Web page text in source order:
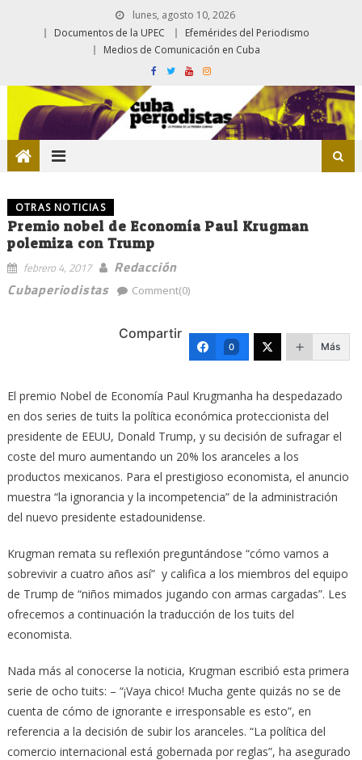
lunes, agosto 10, 2026
Documentos de la UPEC
Efemérides del Periodismo
Medios de Comunicación en Cuba
OTRAS NOTICIAS
Premio nobel de Economía Paul Krugman
polemiza con Trump
febrero 4, 2017
Redacción
Cubaperiodistas
Comment(0)
Compartir
0 Más
El premio Nobel de Economía Paul Krugmanha ha despedazado
en dos series de tuits la política económica proteccionista del
presidente de EEUU, Donald Trump, y su decisión de sufragar el
coste del muro aumentando un 20% los aranceles a los
productos mexicanos. Para el prestigioso economista, el anuncio
muestra “la ignorancia y la incompetencia” de la administración
del nuevo presidente estadounidense.
Krugman remata su reflexión preguntándose “cómo vamos a
sobrevivir a cuatro años así” y califica a los miembros del equipo
de Trump de “niños mimados jugando con armas cargadas”. Les
ofrecemos a continuación la traducción de los tuits del
economista.
Nada más al conocerse la noticia, Krugman escribió esta primera
serie de ocho tuits: – “¡Vaya chico! Mucha gente quizás no se de
cuenta de cómo de ignorante e irresponsable es esto”, en
referencia a la decisión de subir los aranceles. “La política del
comercio internacional está gobernada por reglas”, ha asegurado